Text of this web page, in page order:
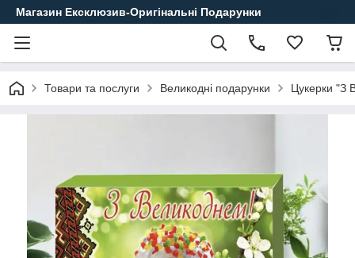
Магазин Ексклюзив-Оригінальні Подарунки
Товари та послуги Великодні подарунки Цукерки "З